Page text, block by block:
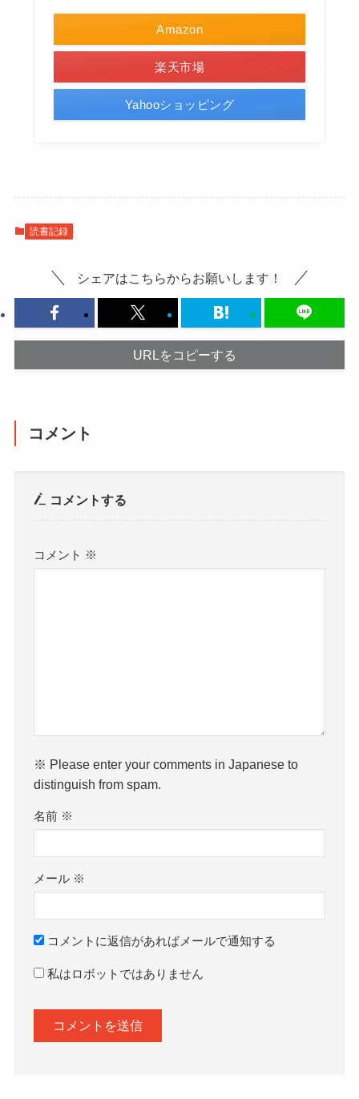
Amazon
楽天市場
Yahooショッピング
読書記録
シェアはこちらからお願いします！
URLをコピーする
コメント
コメントする
コメント ※
※ Please enter your comments in Japanese to
distinguish from spam.
名前 ※
メール ※
コメントに返信があればメールで通知する
私はロボットではありません